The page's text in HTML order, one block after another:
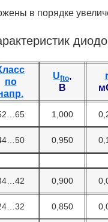
в порядке
по
Ufto,
В
r
1,000
0,950
0,900
0,850